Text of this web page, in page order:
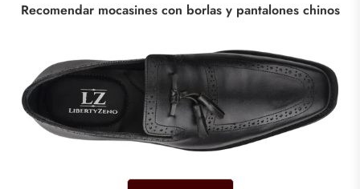
Recomendar mocasines con borlas y pantalones chinos